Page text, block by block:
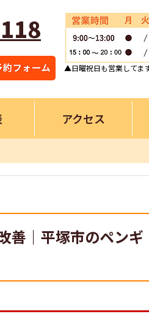
▲日曜祝日も営業してま
アクセス
善｜平塚市のペンギ